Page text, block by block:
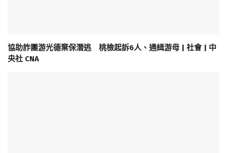
協助詐團游光德棄保潛逃 桃檢起訴6人、通緝游母 | 社會 | 中
央社 CNA